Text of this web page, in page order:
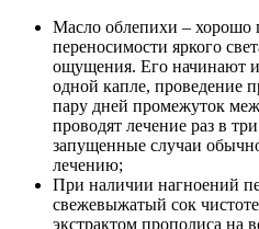
Масло облепихи – хорошо
переносимости яркого
ощущения. Его начинают
одной капле, проведение
пару дней промежуток
проводят лечение раз в
запущенные случаи
лечению;
При наличии нагноений
свежевыжатый сок
экстрактом прополиса на